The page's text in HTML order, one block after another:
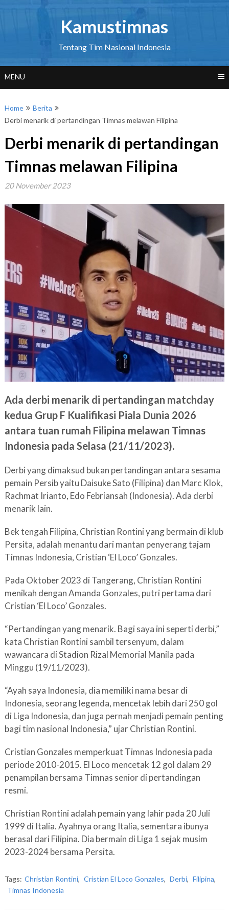
Kamustimnas
Tentang Tim Nasional Indonesia
MENU
Home
Berita
Derbi menarik di pertandingan Timnas melawan Filipina
Derbi menarik di pertandingan
Timnas melawan Filipina
20 November 2023
Ada derbi menarik di pertandingan matchday
kedua Grup F Kualifikasi Piala Dunia 2026
antara tuan rumah Filipina melawan Timnas
Indonesia pada Selasa (21/11/2023).
Derbi yang dimaksud bukan pertandingan antara sesama
pemain Persib yaitu Daisuke Sato (Filipina) dan Marc Klok,
Rachmat Irianto, Edo Febriansah (Indonesia). Ada derbi
menarik lain.
Bek tengah Filipina, Christian Rontini yang bermain di klub
Persita, adalah menantu dari mantan penyerang tajam
Timnas Indonesia, Cristian ‘El Loco’ Gonzales.
Pada Oktober 2023 di Tangerang, Christian Rontini
menikah dengan Amanda Gonzales, putri pertama dari
Cristian ‘El Loco’ Gonzales.
“Pertandingan yang menarik. Bagi saya ini seperti derbi,”
kata Christian Rontini sambil tersenyum, dalam
wawancara di Stadion Rizal Memorial Manila pada
Minggu (19/11/2023).
“Ayah saya Indonesia, dia memiliki nama besar di
Indonesia, seorang legenda, mencetak lebih dari 250 gol
di Liga Indonesia, dan juga pernah menjadi pemain penting
bagi tim nasional Indonesia,” ujar Christian Rontini.
Cristian Gonzales memperkuat Timnas Indonesia pada
periode 2010-2015. El Loco mencetak 12 gol dalam 29
penampilan bersama Timnas senior di pertandingan
resmi.
Christian Rontini adalah pemain yang lahir pada 20 Juli
1999 di Italia. Ayahnya orang Italia, sementara ibunya
berasal dari Filipina. Dia bermain di Liga 1 sejak musim
2023-2024 bersama Persita.
Tags: Christian Rontini, Cristian El Loco Gonzales, Derbi, Filipina,
Timnas Indonesia